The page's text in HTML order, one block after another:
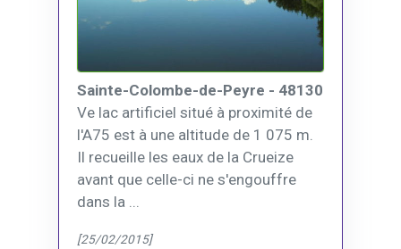
Sainte-Colombe-de-Peyre - 48130
Ve lac artificiel situé à proximité de
l'A75 est à une altitude de 1 075 m.
Il recueille les eaux de la Crueize
avant que celle-ci ne s'engouffre
dans la ...
[25/02/2015]